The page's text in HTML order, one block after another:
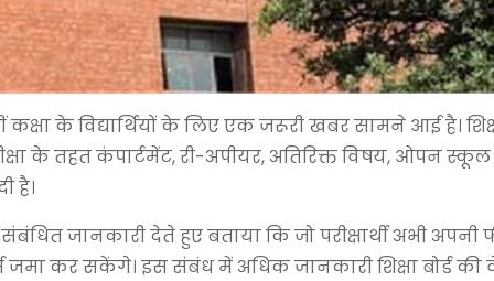
कक्षा के विद्यार्थियों के लिए एक जरूरी खबर सामने आई है।
के तहत कंपार्टमेंट, री-अपीयर, अतिरिक्त विषय, ओपन स्कूल
है।
जानकारी देते हुए बताया कि जो परीक्षार्थी अभी
जमा कर सकेंगे। इस संबंध में अधिक जानकारी शिक्षा बोर्ड की